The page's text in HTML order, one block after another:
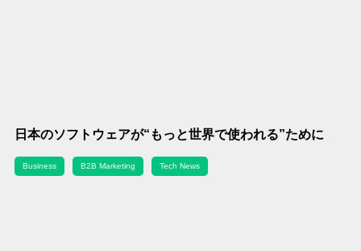
日本のソフトウェアが“もっと世界で使われる”ために
Business B2B Marketing Tech News